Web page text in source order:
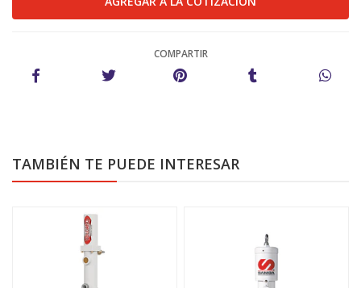
COMPARTIR
TAMBIÉN TE PUEDE INTERESAR